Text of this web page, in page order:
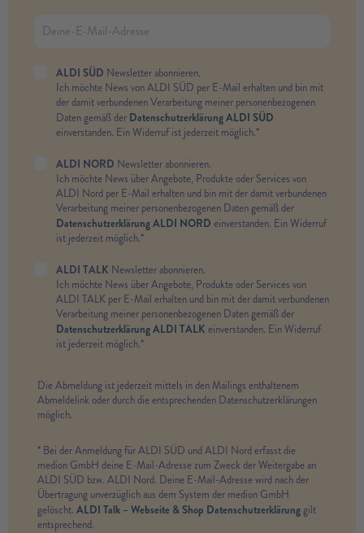
ALDI SÜD Newsletter abonnieren.
Ich möchte News von ALDI SÜD per E-Mail erhalten und bin mit
der damit verbundenen Verarbeitung meiner personenbezogenen
Daten gemäß der Datenschutzerklärung ALDI SÜD
einverstanden. Ein Widerruf ist jederzeit möglich.*
ALDI NORD Newsletter abonnieren.
Ich möchte News über Angebote, Produkte oder Services von
ALDI Nord per E-Mail erhalten und bin mit der damit verbundenen
Verarbeitung meiner personenbezogenen Daten gemäß der
Datenschutzerklärung ALDI NORD einverstanden. Ein Widerruf
ist jederzeit möglich.*
ALDI TALK Newsletter abonnieren.
Ich möchte News über Angebote, Produkte oder Services von
ALDI TALK per E-Mail erhalten und bin mit der damit verbundenen
Verarbeitung meiner personenbezogenen Daten gemäß der
Datenschutzerklärung ALDI TALK einverstanden. Ein Widerruf
ist jederzeit möglich.*
Die Abmeldung ist jederzeit mittels in den Mailings enthaltenem
Abmeldelink oder durch die entsprechenden Datenschutzerklärungen
möglich.
* Bei der Anmeldung für ALDI SÜD und ALDI Nord erfasst die
medion GmbH deine E-Mail-Adresse zum Zweck der Weitergabe an
ALDI SÜD bzw. ALDI Nord. Deine E-Mail-Adresse wird nach der
Übertragung unverzüglich aus dem System der medion GmbH
gelöscht. ALDI Talk – Webseite & Shop Datenschutzerklärunggilt
entsprechend.